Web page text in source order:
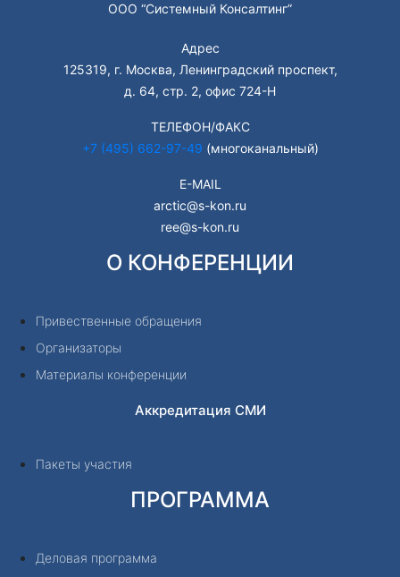
ООО “Системный Консалтинг”
Адрес
125319, г. Москва, Ленинградский проспект,
д. 64, стр. 2, офис 724-Н
ТЕЛЕФОН/ФАКС
+7 (495) 662-97-49 (многоканальный)
E-MAIL
arctic@s-kon.ru
ree@s-kon.ru
О КОНФЕРЕНЦИИ
Привественные обращения
Организаторы
Материалы конференции
Аккредитация СМИ
Пакеты участия
ПРОГРАММА
Деловая программа